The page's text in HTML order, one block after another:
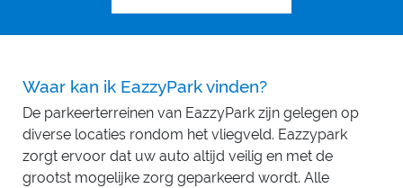
Waar kan ik EazzyPark vinden?
De parkeerterreinen van EazzyPark zijn gelegen op
diverse locaties rondom het vliegveld. Eazzypark
zorgt ervoor dat uw auto altijd veilig en met de
grootst mogelijke zorg geparkeerd wordt. Alle